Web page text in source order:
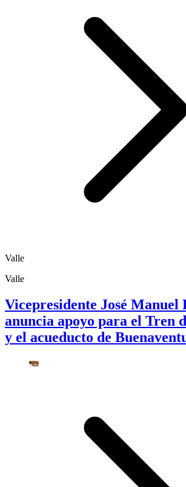
Valle
Valle
Vicepresidente José Manuel
anuncia apoyo para el Tren
y el acueducto de